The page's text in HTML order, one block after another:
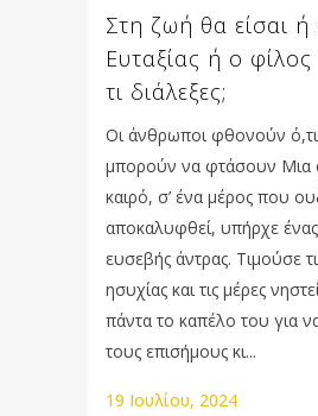
Στη ζωή θα είσαι ή
Ευταξίας ή ο
τι διάλεξες;
Οι άνθρωποι φθονούν
μπορούν να φτάσουν Μια
καιρό, σ’ ένα μέρος που
αποκαλυφθεί, υπήρχε
ευσεβής άντρας. Τιμούσε
ησυχίας και τις μέρες
πάντα το καπέλο του για
τους επισήμους κι...
19 Ιουλίου, 2024